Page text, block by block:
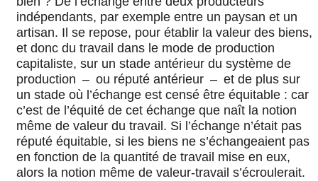
indépendants, par exemple entre un paysan et un
artisan. Il se repose, pour établir la valeur des biens,
et donc du travail dans le mode de production
capitaliste, sur un stade antérieur du système de
production – ou réputé antérieur – et de plus sur
un stade où l’échange est censé être équitable : car
c’est de l’équité de cet échange que naît la notion
même de valeur du travail. Si l’échange n’était pas
réputé équitable, si les biens ne s’échangeaient pas
en fonction de la quantité de travail mise en eux,
alors la notion même de valeur-travail s’écroulerait.